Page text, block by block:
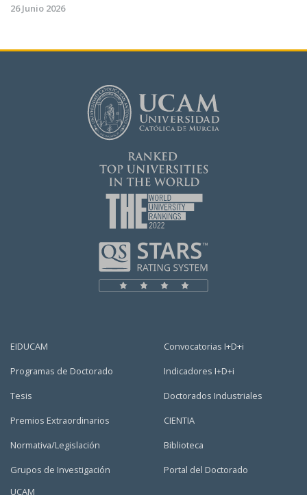
26 Junio 2026
EIDUCAM
Programas de Doctorado
Tesis
Premios Extraordinarios
Normativa/Legislación
Grupos de Investigación
Convocatorias I+D+i
Indicadores I+D+i
Doctorados Industriales
CIENTIA
Biblioteca
Portal del Doctorado
UCAM